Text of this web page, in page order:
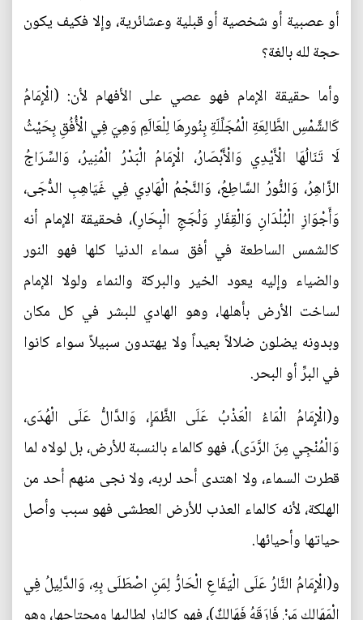
أو عصبية أو شخصية أو قبلية وعشائرية، وإلا فكيف يكون
حجة لله بالغة؟
وأما حقيقة الإمام فهو عصي على الأفهام لأن: (الْإِمَامُ
كَالشَّمْسِ الطَّالِعَةِ الْمُجَلِّلَةِ بِنُورِهَا لِلْعَالَمِ وَهِيَ فِي الْأُفُقِ بِحَيْثُ
لَا تَنَالُهَا الْأَيْدِي وَالْأَبْصَارُ، الْإِمَامُ الْبَدْرُ الْمُنِيرُ، وَالسِّرَاجُ
الزَّاهِرُ، وَالنُّورُ السَّاطِعُ، وَالنَّجْمُ الْهَادِي فِي غَيَاهِبِ الدُّجَى‌،
وَأَجْوَازِ الْبُلْدَانِ وَالْقِفَارِ وَلُجَجِ الْبِحَارِ)، فحقيقة الإمام أنه
كالشمس الساطعة في أفق سماء الدنيا كلها فهو النور
والضياء وإليه يعود الخير والبركة والنماء ولولا الإمام
لساخت الأرض بأهلها، وهو الهادي للبشر في كل مكان
وبدونه يضلون ضلالاً بعيداً ولا يهتدون سبيلاً سواء كانوا
في البرِّ أو البحر.
و(الْإِمَامُ الْمَاءُ الْعَذْبُ عَلَى الظَّمَإِ، وَالدَّالُّ عَلَى الْهُدَى،
وَالْمُنْجِي مِنَ الرَّدَى)، فهو كالماء بالنسبة للأرض، بل لولاه لما
قطرت السماء، ولا اهتدى أحد لربه، ولا نجى منهم أحد من
الهلكة، لأنه كالماء العذب للأرض العطشى فهو سبب وأصل
حياتها وأحيائها.
و(الْإِمَامُ النَّارُ عَلَى الْيَفَاعِ‌ الْحَارُّ لِمَنِ اصْطَلَى بِهِ، وَالدَّلِيلُ فِي